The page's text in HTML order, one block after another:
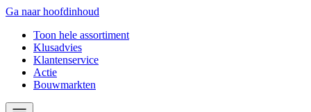
Ga naar hoofdinhoud
Toon hele assortiment
Klusadvies
Klantenservice
Actie
Bouwmarkten